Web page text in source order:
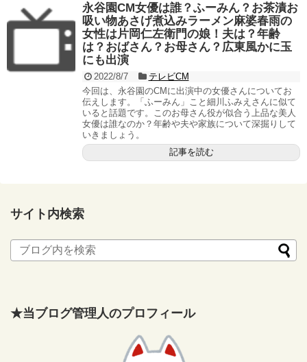
永谷園CM女優は誰？ふーみん？お茶漬お
吸い物あさげ煮込みラーメン麻婆春雨の
女性は片岡仁左衛門の娘！夫は？年齢
は？おばさん？お母さん？広東風かに玉
にも出演
2022/8/7
テレビCM
今回は、永谷園のCMに出演中の女優さんについてお
伝えします。「ふーみん」こと細川ふみえさんに似て
いると話題です。このお母さん役が似合う上品な美人
女優は誰なのか？年齢や夫や家族について深掘りして
いきましょう。
記事を読む
サイト内検索
★当ブログ管理人のプロフィール